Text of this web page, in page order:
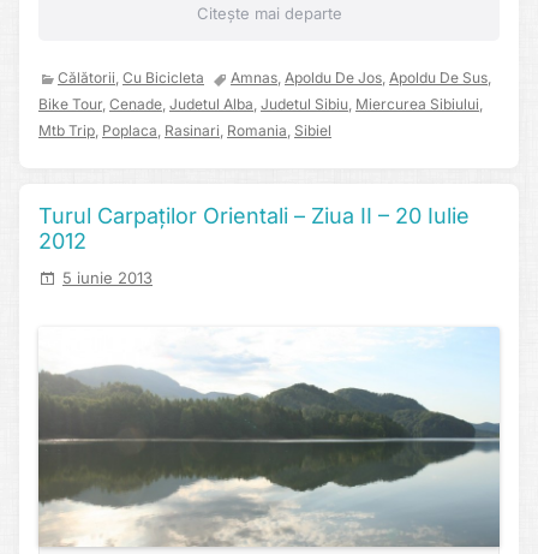
Citește mai departe
Călătorii Cu Bicicleta Amnas Apoldu De Jos Apoldu De Sus
Bike Tour Cenade Judetul Alba Judetul Sibiu Miercurea Sibiului
Mtb Trip Poplaca Rasinari Romania Sibiel
Turul Carpaților Orientali – Ziua II – 20 Iulie
2012
5 iunie 2013